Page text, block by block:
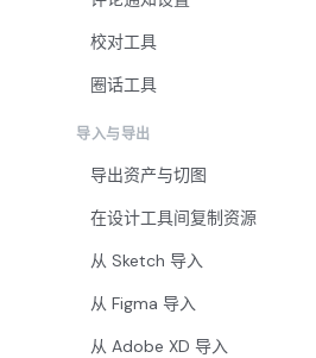
校对工具
圈话工具
导入与导出
导出资产与切图
在设计工具间复制资源
从 Sketch 导入
从 Figma 导入
从 Adobe XD 导入